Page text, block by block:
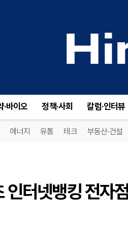
·바이오 정책·사회 칼럼·인터뷰
에너지 유통 테크 부동산·건설
인터넷뱅킹 전자